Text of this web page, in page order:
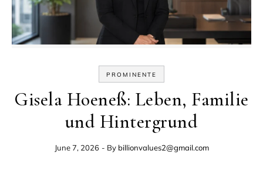
PROMINENTE
Gisela Hoeneß: Leben, Familie
und Hintergrund
June 7, 2026 - By billionvalues2@gmail.com